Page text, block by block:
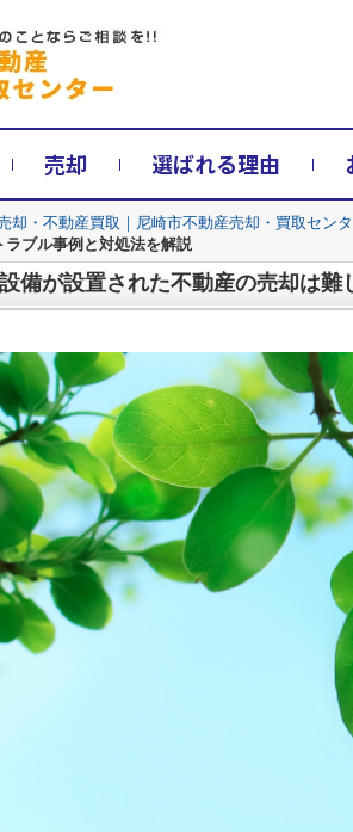
売却 選ばれる理由
却・不動産買取｜尼崎市不動産売却・買取セン
ラブル事例と対処法を解説
備が設置された不動産の売却は